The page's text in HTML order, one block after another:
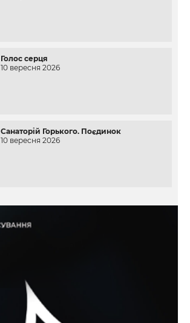
Голос серця
10 вересня 2026
Санаторій Горького. Поєдинок
10 вересня 2026